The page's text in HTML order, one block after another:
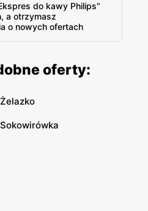
do kawy Philips"
a otrzymasz
o nowych ofertach
oferty:
Żelazko
Sokowirówka